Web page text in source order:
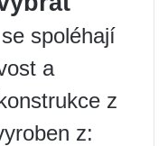
spoléhají
a
z
z: